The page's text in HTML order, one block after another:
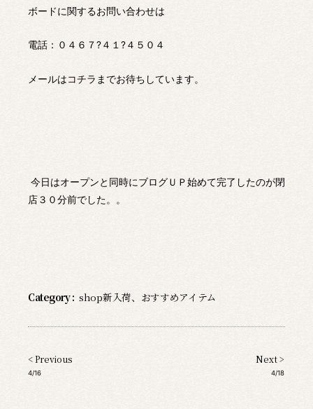
ボードに関するお問い合わせは
電話：０４６７?４１?４５０４
メールはコチラ までお待ちしています。
今日はオープンと同時にブログＵＰ始めて完了したのが閉
店３０分前でした。。
Category : shop新入荷、 おすすめアイテム
< Previous
4/16
Next >
4/18